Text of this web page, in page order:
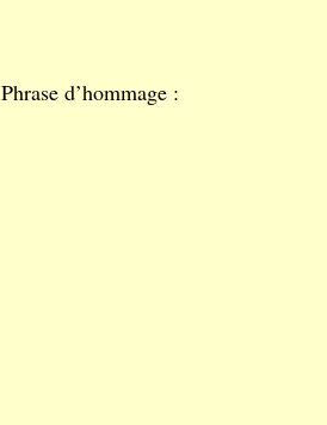
Phrase d’hommage :